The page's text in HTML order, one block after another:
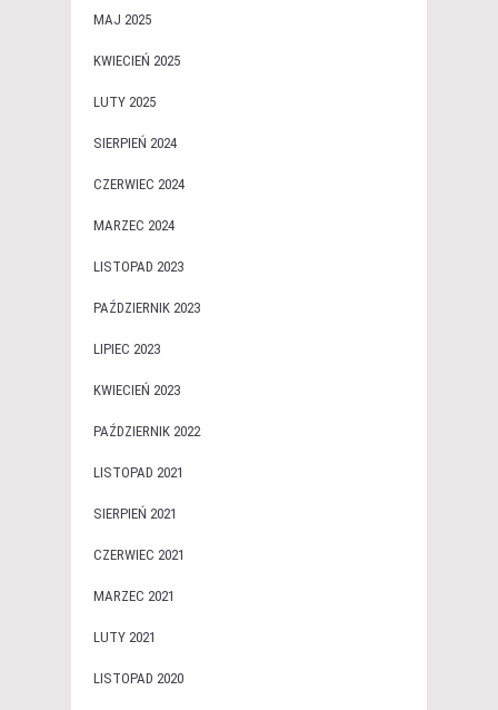
MAJ 2025
KWIECIEŃ 2025
LUTY 2025
SIERPIEŃ 2024
CZERWIEC 2024
MARZEC 2024
LISTOPAD 2023
PAŹDZIERNIK 2023
LIPIEC 2023
KWIECIEŃ 2023
PAŹDZIERNIK 2022
LISTOPAD 2021
SIERPIEŃ 2021
CZERWIEC 2021
MARZEC 2021
LUTY 2021
LISTOPAD 2020